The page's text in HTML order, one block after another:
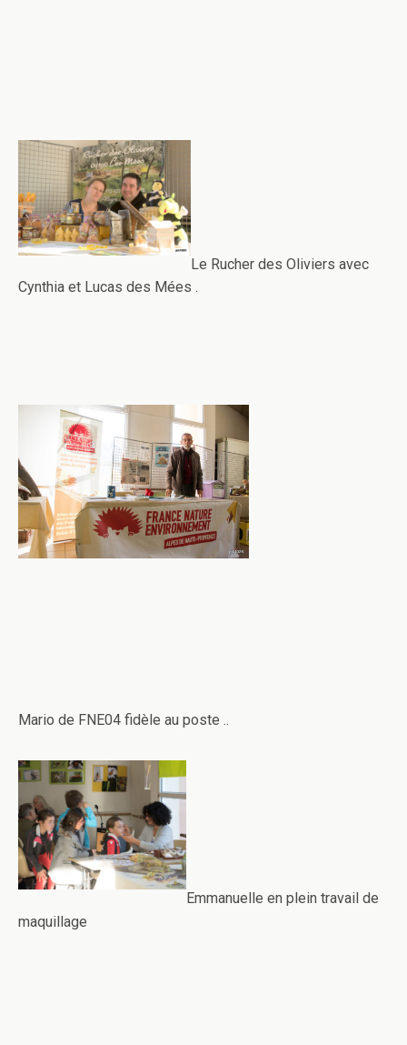
Le Rucher des Oliviers avec
Cynthia et Lucas des Mées .
Mario de FNE04 fidèle au poste ..
Emmanuelle en plein travail de
maquillage